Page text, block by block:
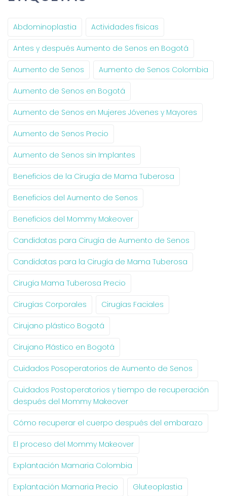
Abdominoplastia Actividades físicas
Antes y después Aumento de Senos en Bogotá
Aumento de Senos Aumento de Senos Colombia
Aumento de Senos en Bogotá
Aumento de Senos en Mujeres Jóvenes y Mayores
Aumento de Senos Precio
Aumento de Senos sin Implantes
Beneficios de la Cirugía de Mama Tuberosa
Beneficios del Aumento de Senos
Beneficios del Mommy Makeover
Candidatas para Cirugía de Aumento de Senos
Candidatas para la Cirugía de Mama Tuberosa
Cirugía Mama Tuberosa Precio
Cirugías Corporales Cirugías Faciales
Cirujano plástico Bogotá
Cirujano Plástico en Bogotá
Cuidados Posoperatorios de Aumento de Senos
Cuidados Postoperatorios y tiempo de recuperación
después del Mommy Makeover
Cómo recuperar el cuerpo después del embarazo
El proceso del Mommy Makeover
Explantación Mamaria Colombia
Explantación Mamaria Precio Gluteoplastia